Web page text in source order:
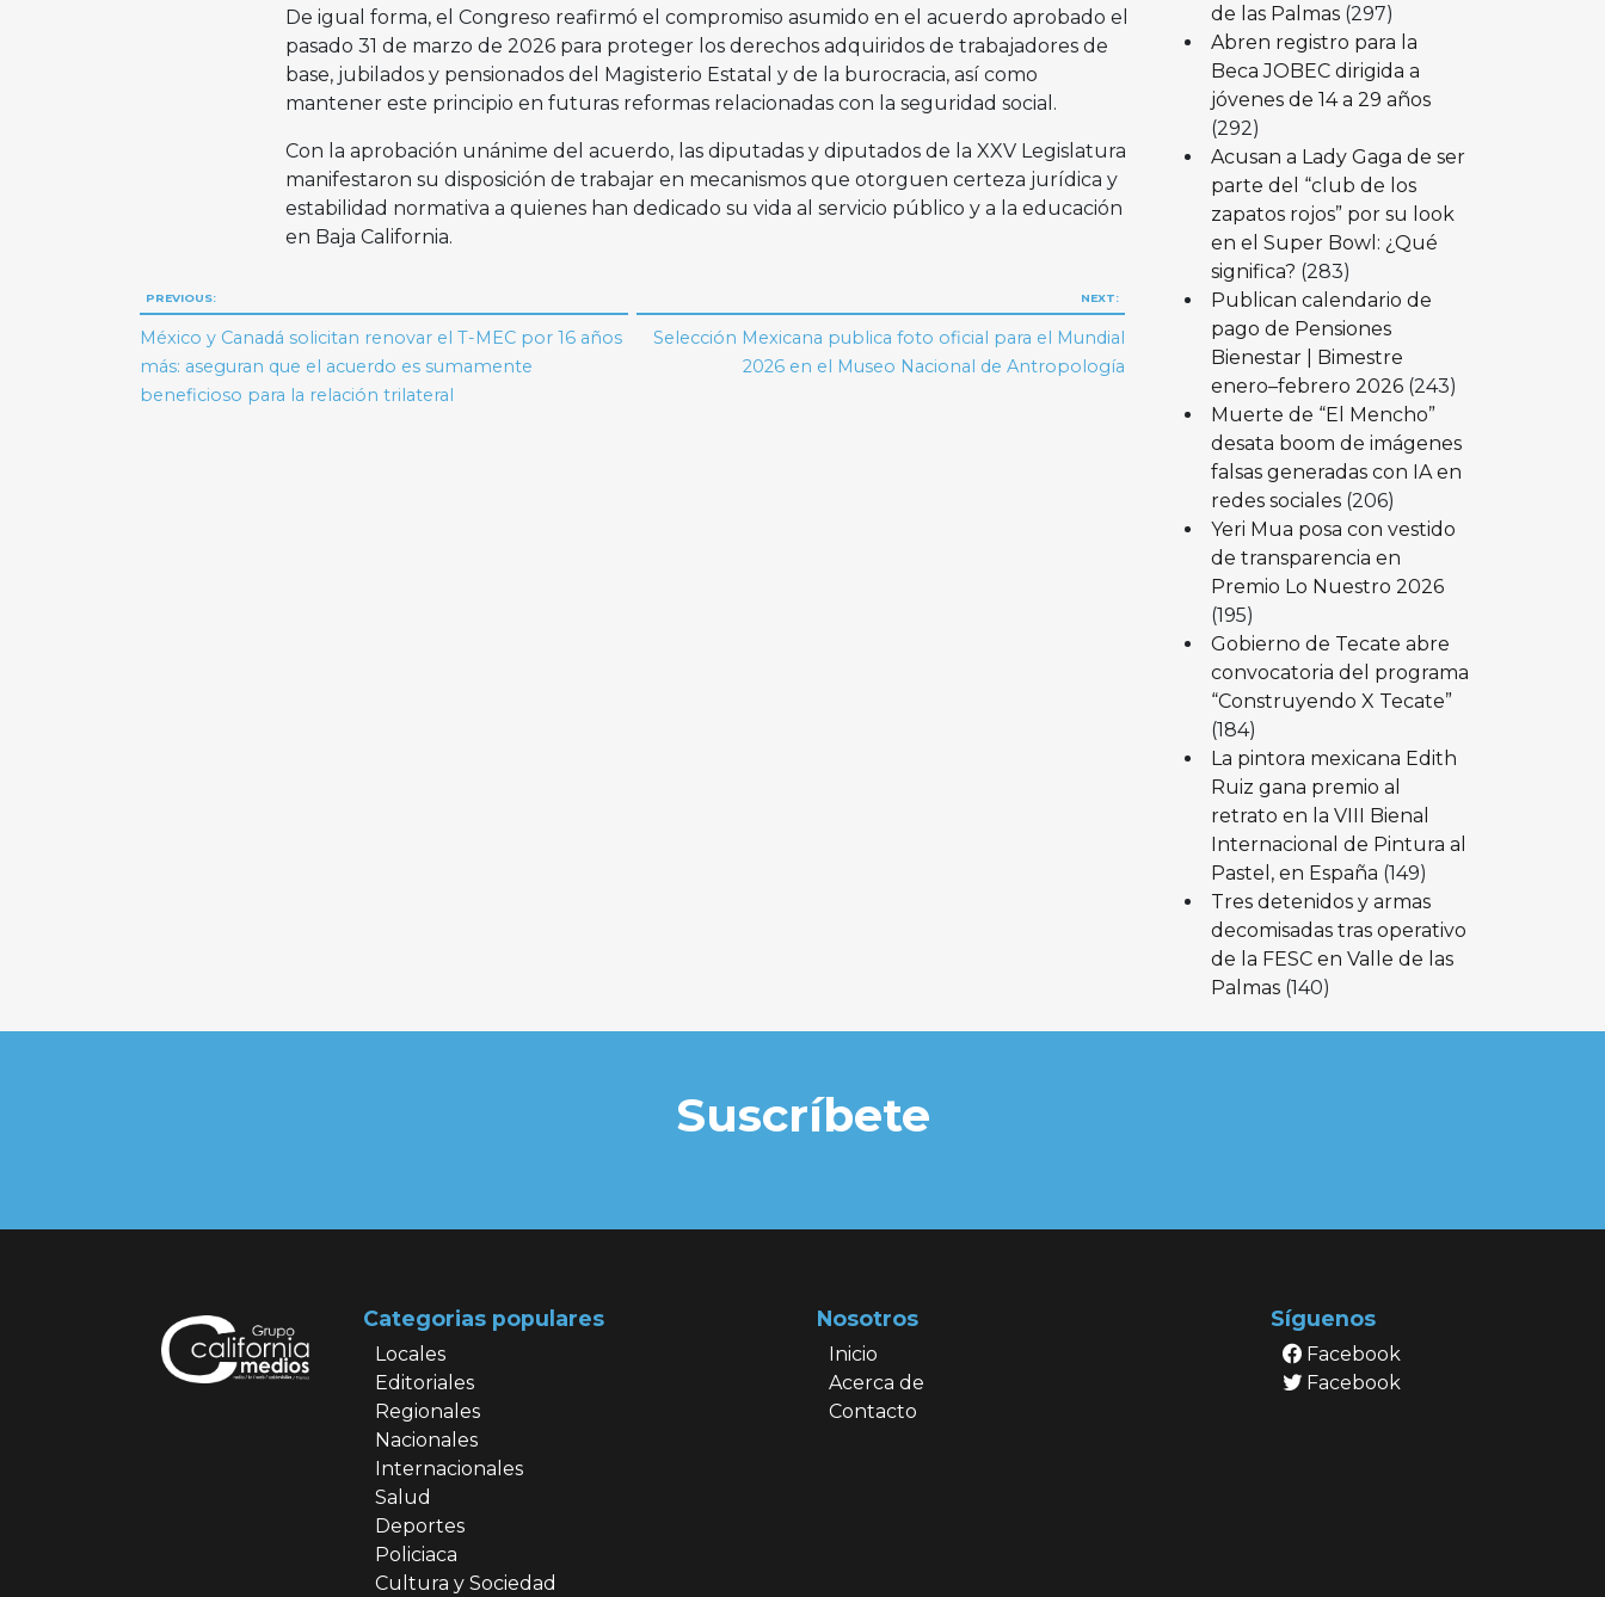
De igual forma, el Congreso reafirmó el compromiso asumido en el acuerdo aprobado el
pasado 31 de marzo de 2026 para proteger los derechos adquiridos de trabajadores de
base, jubilados y pensionados del Magisterio Estatal y de la burocracia, así como
mantener este principio en futuras reformas relacionadas con la seguridad social.
Con la aprobación unánime del acuerdo, las diputadas y diputados de la XXV Legislatura
manifestaron su disposición de trabajar en mecanismos que otorguen certeza jurídica y
estabilidad normativa a quienes han dedicado su vida al servicio público y a la educación
en Baja California.
Navegación
de
entradas
PREVIOUS:
México y Canadá solicitan renovar el T-MEC por 16 años
más: aseguran que el acuerdo es sumamente
beneficioso para la relación trilateral
NEXT:
Selección Mexicana publica foto oficial para el Mundial
2026 en el Museo Nacional de Antropología
de las Palmas (297)
Abren registro para la
Beca JOBEC dirigida a
jóvenes de 14 a 29 años
(292)
Acusan a Lady Gaga de ser
parte del “club de los
zapatos rojos” por su look
en el Super Bowl: ¿Qué
significa? (283)
Publican calendario de
pago de Pensiones
Bienestar | Bimestre
enero–febrero 2026 (243)
Muerte de “El Mencho”
desata boom de imágenes
falsas generadas con IA en
redes sociales (206)
Yeri Mua posa con vestido
de transparencia en
Premio Lo Nuestro 2026
(195)
Gobierno de Tecate abre
convocatoria del programa
“Construyendo X Tecate”
(184)
La pintora mexicana Edith
Ruiz gana premio al
retrato en la VIII Bienal
Internacional de Pintura al
Pastel, en España (149)
Tres detenidos y armas
decomisadas tras operativo
de la FESC en Valle de las
Palmas (140)
Suscríbete
Categorias populares
Locales
Editoriales
Regionales
Nacionales
Internacionales
Salud
Deportes
Policiaca
Cultura y Sociedad
Nosotros
Inicio
Acerca de
Contacto
Síguenos
Facebook
Facebook